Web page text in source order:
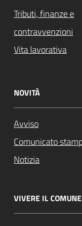
Tributi, finanze e
contravvenzioni
Vita lavorativa
NOVITÀ
Avviso
Comunicato
Notizia
VIVERE IL COMUNE